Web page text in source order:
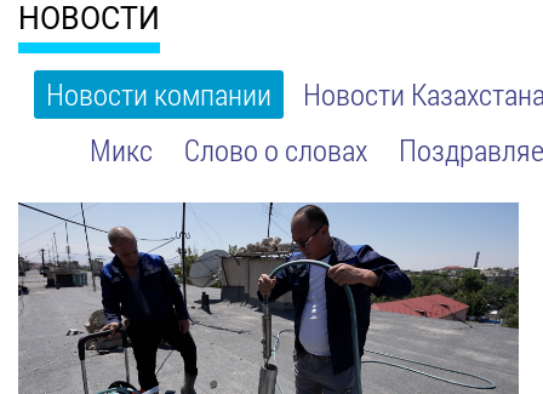
НОВОСТИ
Новости компании
Новости
Микс
Слово о словах